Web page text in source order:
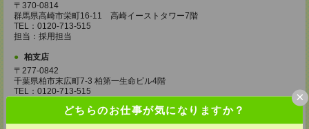
どちらのお仕事が気になりますか？
×
〒370-0814
群馬県高崎市栄町16-11 高崎イーストタワー7階
TEL：0120-713-515
担当：採用担当
柏支店
〒277-0842
千葉県柏市末広町7-3 柏第一生命ビル4階
TEL：0120-713-515
八王子支店